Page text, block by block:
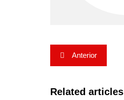
Navegação
de
Post
Anterior
Related articles